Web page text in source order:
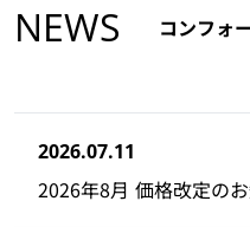
NEWS コンフォ
2026.07.11
2026年8月 価格改定の